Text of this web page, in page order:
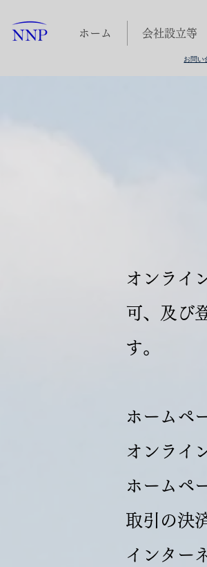
ホーム 会社設立等
お問い
オンライ
可、及び
す。
ホームペ
オンライ
ホームペ
取引の決
インター